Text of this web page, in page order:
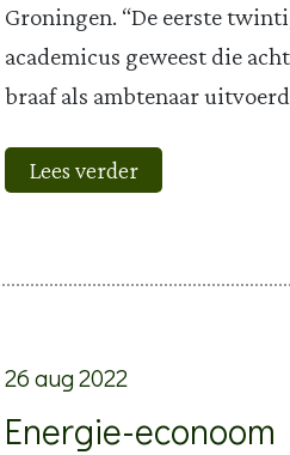
Groningen. “De eerste
academicus geweest die
braaf als ambtenaar
Lees verder
26 aug 2022
Energie-